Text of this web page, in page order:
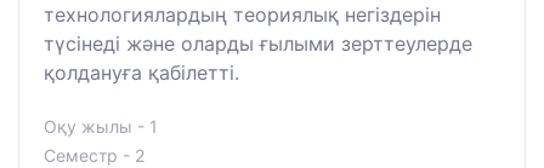
технологиялардың теориялық негіздерін
түсінеді және оларды ғылыми зерттеулерде
қолдануға қабілетті.
Оқу жылы - 1
Семестр - 2